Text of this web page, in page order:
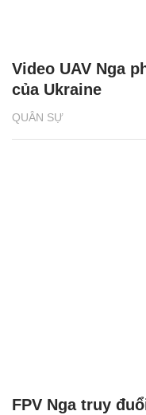
QUÂN SỰ
Video UAV Nga
của Ukraine
FPV Nga truy